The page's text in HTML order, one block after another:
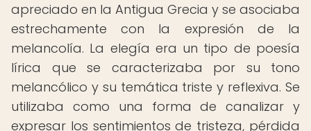
apreciado en la Antigua Grecia y se asociaba
estrechamente con la expresión de la
melancolía. La elegía era un tipo de poesía
lírica que se caracterizaba por su tono
melancólico y su temática triste y reflexiva. Se
utilizaba como una forma de canalizar y
expresar los sentimientos de tristeza, pérdida